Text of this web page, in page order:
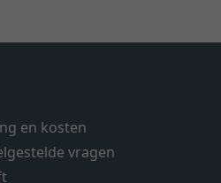
en kosten
vragen